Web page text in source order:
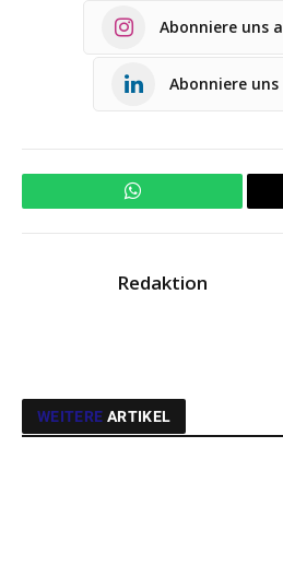
Abonniere uns
Abonniere
WhatsApp
Redaktion
WEITERE ARTIKEL